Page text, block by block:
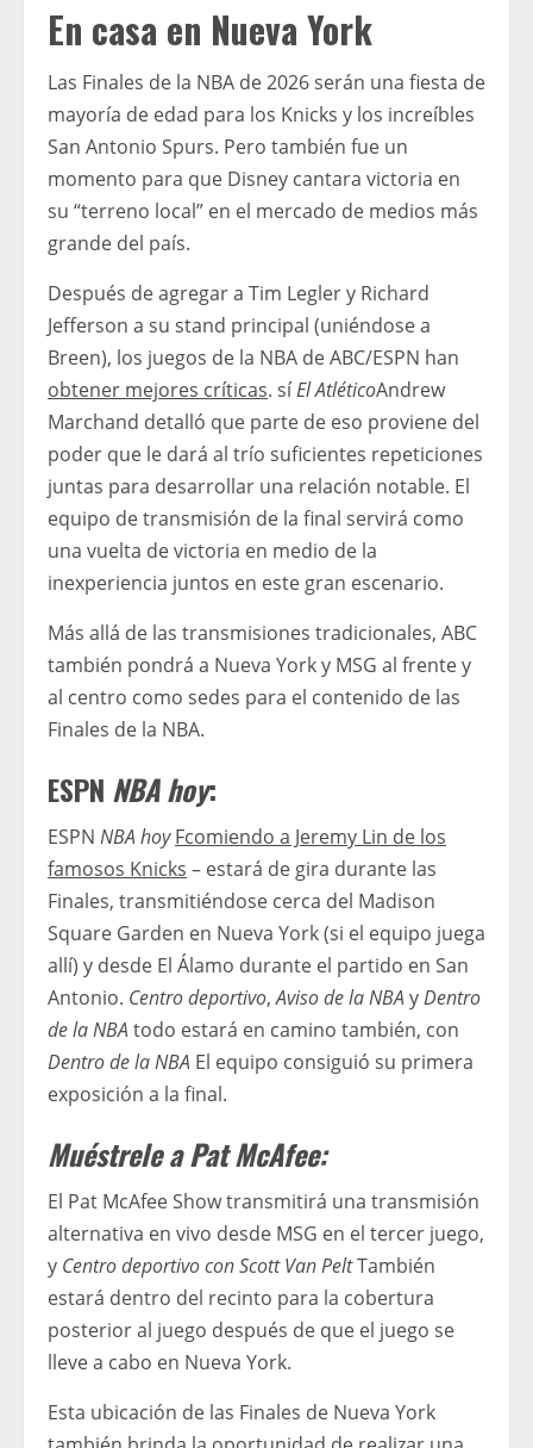
En casa en Nueva York
Las Finales de la NBA de 2026 serán una fiesta de
mayoría de edad para los Knicks y los increíbles
San Antonio Spurs. Pero también fue un
momento para que Disney cantara victoria en
su “terreno local” en el mercado de medios más
grande del país.
Después de agregar a Tim Legler y Richard
Jefferson a su stand principal (uniéndose a
Breen), los juegos de la NBA de ABC/ESPN han
obtener mejores críticas. síEl AtléticoAndrew
Marchand detalló que parte de eso proviene del
poder que le dará al trío suficientes repeticiones
juntas para desarrollar una relación notable. El
equipo de transmisión de la final servirá como
una vuelta de victoria en medio de la
inexperiencia juntos en este gran escenario.
Más allá de las transmisiones tradicionales, ABC
también pondrá a Nueva York y MSG al frente y
al centro como sedes para el contenido de las
Finales de la NBA.
ESPN NBA hoy:
ESPN NBA hoy Fcomiendo a Jeremy Lin de los
famosos Knicks – estará de gira durante las
Finales, transmitiéndose cerca del Madison
Square Garden en Nueva York (si el equipo juega
allí) y desde El Álamo durante el partido en San
Antonio. Centro deportivo,Aviso de la NBA yDentro
de la NBA todo estará en camino también, con
Dentro de la NBA El equipo consiguió su primera
exposición a la final.
Muéstrele a Pat McAfee:
El Pat McAfee Show transmitirá una transmisión
alternativa en vivo desde MSG en el tercer juego,
y Centro deportivo con Scott Van PeltTambién
estará dentro del recinto para la cobertura
posterior al juego después de que el juego se
lleve a cabo en Nueva York.
Esta ubicación de las Finales de Nueva York